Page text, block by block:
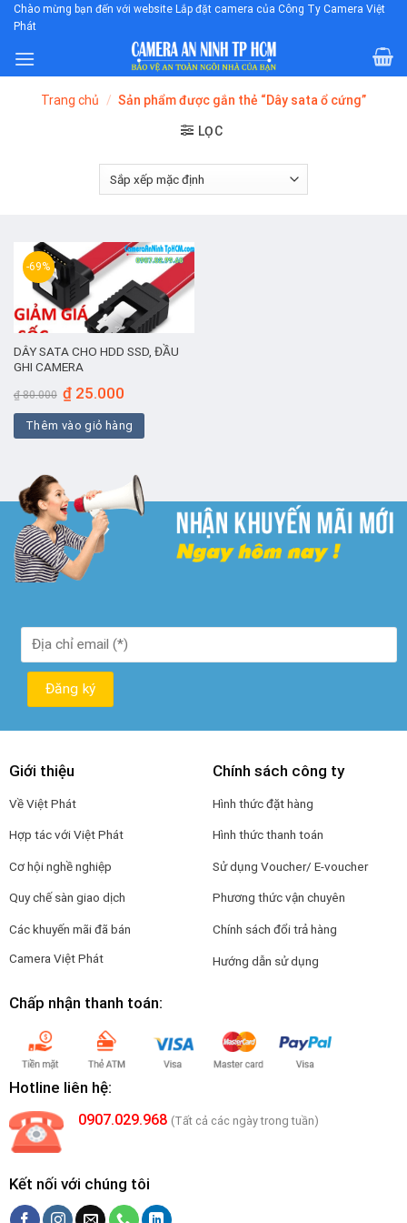
Skip
content
Chào mừng bạn đến với website Lắp đặt camera của Công Ty Camera Việt
Phát
Trang chủ / Sản phẩm được gắn thẻ “Dây sata ổ cứng”
LỌC
-69%
DÂY SATA CHO HDD SSD, ĐẦU
GHI CAMERA
₫80.000 Giá
gốc
là:
₫ 80.000.
₫ 25.000
tại
là:
₫ 25.000.
Thêm vào giỏ hàng
Giới thiệu
Về Việt Phát
Hợp tác với Việt Phát
Cơ hội nghề nghiệp
Quy chế sàn giao dịch
Các khuyến mãi đã bán
Camera Việt Phát
Chính sách công ty
Hình thức đặt hàng
Hình thức thanh toán
Sử dụng Voucher/ E-voucher
Phương thức vận chuyên
Chính sách đổi trả hàng
Hướng dẫn sử dụng
Chấp nhận thanh toán:
Hotline liên hệ:
0907.029.968 (Tất cả các ngày trong tuần)
Kết nối với chúng tôi